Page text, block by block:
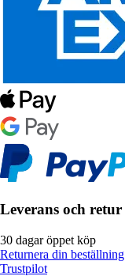
Leverans och retur
30 dagar öppet köp
Returnera din beställning
Trustpilot